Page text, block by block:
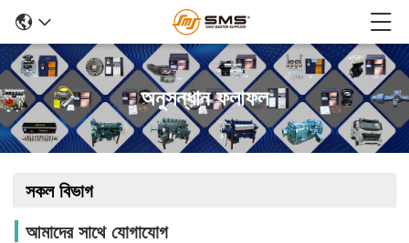
অনুসন্ধান ফলাফল
সকল বিভাগ
আমাদের সাথে যোগাযোগ